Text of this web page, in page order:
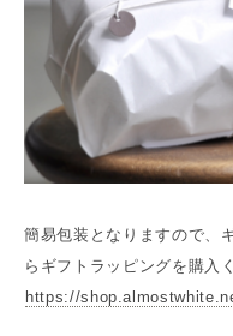
簡易包装となりますので、
らギフトラッピングを購入
https://